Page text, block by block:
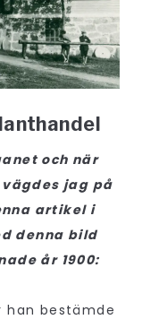
och när
jag på
artikel i
denna bild
år 1900:
han bestämde